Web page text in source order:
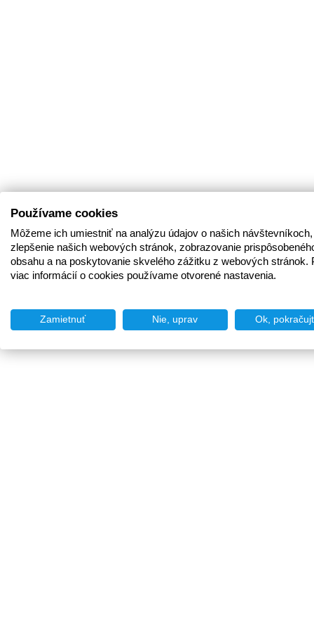
Používame cookies
Môžeme ich umiestniť na analýzu údajov o našich
zlepšenie našich webových stránok, zobrazovanie
obsahu a na poskytovanie skvelého zážitku z webových stránok.
viac informácií o cookies používame otvorené nastavenia.
Zamietnuť Nie, uprav Ok,